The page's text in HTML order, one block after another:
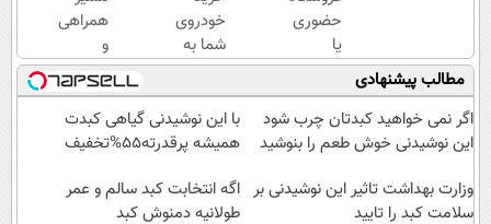
جوانساز
جلبک
تجربه
کن
حضوری
یا
اینترنتی
داری؟
راحت
محصول
خدماتت
خودروی
شما به
بهترین
قیمت
بازار ✅
همراهی
و
گزارش
عملکرد
گروه
اسنپ
۱۴۰۴
مطالب پیشنهادی
اگر نمی خواهید کبدتان چرب شود
این نوشیدنی خوش طعم را بنوشید
با این نوشیدنی گیاهی کبدت
همیشه پرقدرته55%تخفیف
وزارت بهداشت تاثیر این نوشیدنی بر
سلامت کبد را تایید
اگه انتخابت کبد سالم و عمر
طولانیه دمنوش کبد